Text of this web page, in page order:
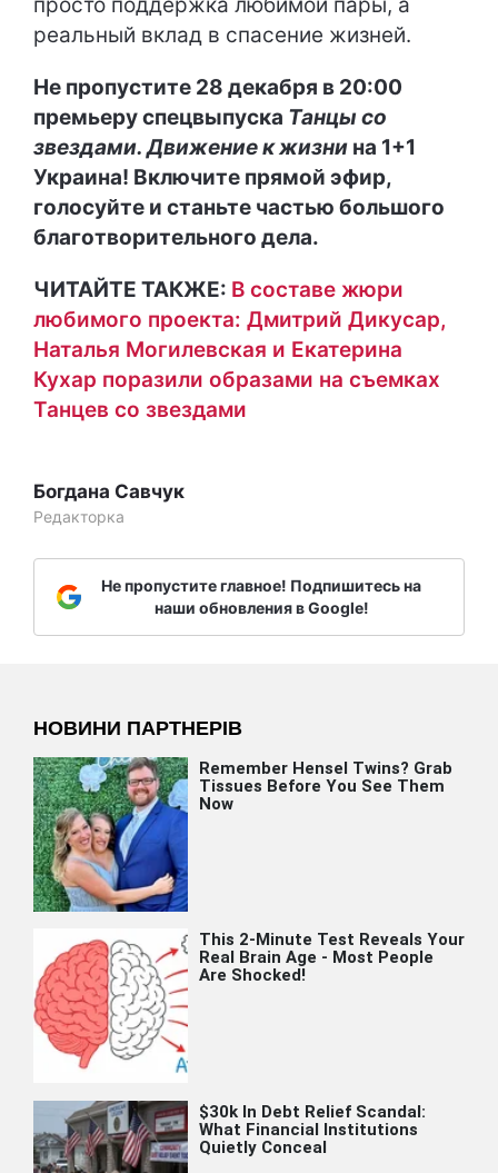
просто поддержка любимой пары, а
реальный вклад в спасение жизней.
Не пропустите 28 декабря в 20:00
премьеру спецвыпуска Танцы со
звездами. Движение к жизни на 1+1
Украина! Включите прямой эфир,
голосуйте и станьте частью большого
благотворительного дела.
ЧИТАЙТЕ ТАКЖЕ: В составе жюри
любимого проекта: Дмитрий Дикусар,
Наталья Могилевская и Екатерина
Кухар поразили образами на съемках
Танцев со звездами
Богдана Савчук
Редакторка
Не пропустите главное! Подпишитесь на
наши обновления в Google!